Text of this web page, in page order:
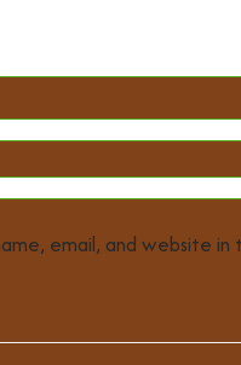
email, and website